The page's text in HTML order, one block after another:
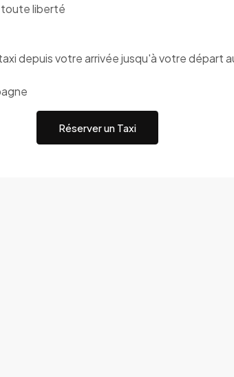
toute liberté
depuis votre arrivée jusqu'à votre départ
Réserver un Taxi